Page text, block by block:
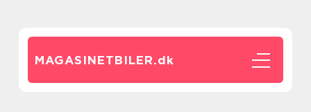
MAGASINETBILER.dk